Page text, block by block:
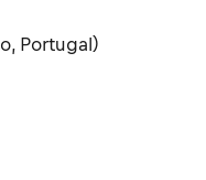
Portugal)